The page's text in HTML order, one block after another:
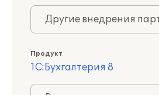
Другие внедрения
Продукт
1С:Бухгалтерия 8